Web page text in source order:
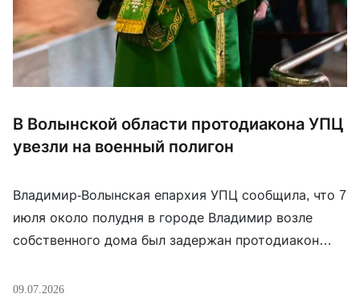
В Волынской области протодиакона УПЦ
увезли на военный полигон
Владимир-Волынская епархия УПЦ сообщила, что 7
июля около полудня в городе Владимир возле
собственного дома был задержан протодиакон
произошло после богослужения, когда
09.07.2026